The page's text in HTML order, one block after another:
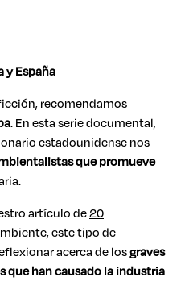
y España
recomendamos
. En esta serie documental,
estadounidense nos
que promueve
artículo de20
, este tipo de
acerca de losgraves
que han causado la industria